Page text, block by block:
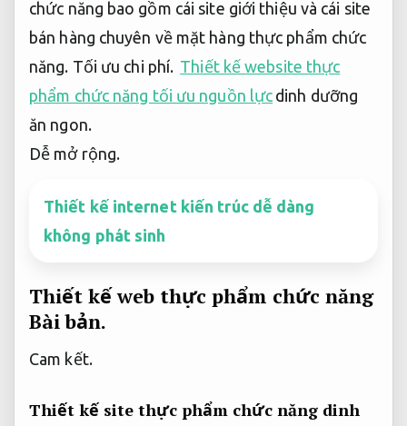
chức năng bao gồm cái site giới thiệu và cái site
bán hàng chuyên về mặt hàng thực phẩm chức
năng. Tối ưu chi phí. Thiết kế website thực
phẩm chức năng tối ưu nguồn lực dinh dưỡng
ăn ngon.
Dễ mở rộng.
Thiết kế internet kiến trúc dễ dàng
không phát sinh
Thiết kế web thực phẩm chức năng
Bài bản.
Cam kết.
Thiết kế site thực phẩm chức năng dinh